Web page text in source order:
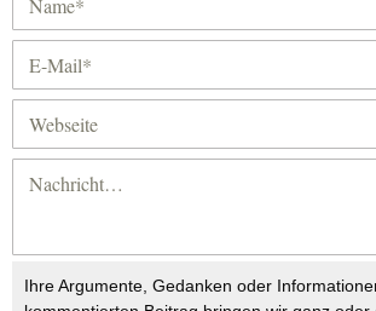
Ihre Argumente, Gedanken oder